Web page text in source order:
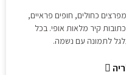
כחולים, חופים פראיים,
קיר מלאות אופי. בכל
לתמונה עם נשמה.